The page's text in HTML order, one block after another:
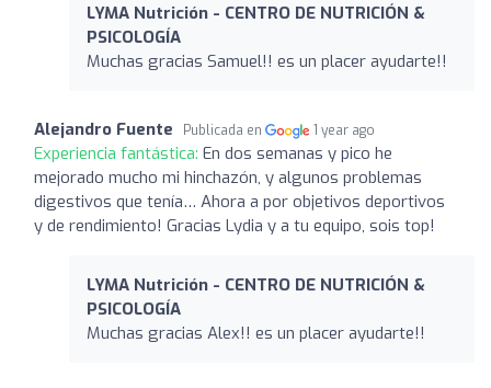
LYMA Nutrición - CENTRO DE NUTRICIÓN &
PSICOLOGÍA
Muchas gracias Samuel!! es un placer ayudarte!!
Alejandro Fuente Publicada en 1 year ago
Experiencia fantástica: En dos semanas y pico he
mejorado mucho mi hinchazón, y algunos problemas
digestivos que tenía… Ahora a por objetivos deportivos
y de rendimiento! Gracias Lydia y a tu equipo, sois top!
LYMA Nutrición - CENTRO DE NUTRICIÓN &
PSICOLOGÍA
Muchas gracias Alex!! es un placer ayudarte!!